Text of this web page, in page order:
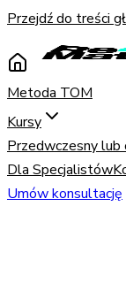
Przejdź do treści
Metoda TOM
Kursy
Przedwczesny
Dla Specjalistów
Umów konsultację